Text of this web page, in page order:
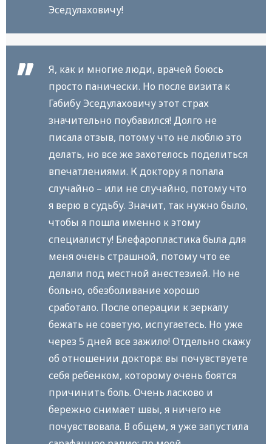
Эседулаховичу!
Я, как и многие люди, врачей боюсь
просто панически. Но после визита к
Габибу Эседулаховичу этот страх
значительно поубавился! Долго не
писала отзыв, потому что не люблю это
делать, но все же захотелось поделиться
впечатлениями. К доктору я попала
случайно – или не случайно, потому что
я верю в судьбу. Значит, так нужно было,
чтобы я пошла именно к этому
специалисту! Блефаропластика была для
меня очень страшной, потому что ее
делали под местной анестезией. Но не
больно, обезболивание хорошо
сработало. После операции к зеркалу
бежать не советую, испугаетесь. Но уже
через 5 дней все зажило! Отдельно скажу
об отношении доктора: вы почувствуете
себя ребенком, которому очень боятся
причинить боль. Очень ласково и
бережно снимает швы, я ничего не
почувствовала. В общем, я уже запустила